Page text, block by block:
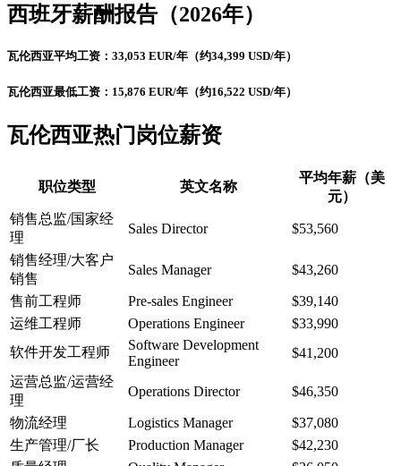
西班牙薪酬报告（2026年）
瓦伦西亚平均工资：33,053 EUR/年（约34,399 USD/年）
瓦伦西亚最低工资：15,876 EUR/年（约16,522 USD/年）
瓦伦西亚热门岗位薪资
职位类型 英文名称
平均年薪（美
元）
销售总监/国家经
理
Sales Director $53,560
销售经理/大客户
销售
Sales Manager $43,260
售前工程师 Pre-sales Engineer
$39,140
运维工程师
Operations Engineer
$33,990
软件开发工程师
Software Development
Engineer
$41,200
运营总监/运营经
理
Operations Director $46,350
物流经理 Logistics Manager
$37,080
生产管理/厂长
Production Manager
$42,230